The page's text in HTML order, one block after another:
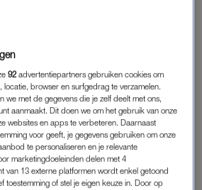
maakster, Cheeru Mampaey (40),
de zanger hebben
doet Mampaey nu de details over
uit de doeken.
Yvonne Coldeweijer zou er wat spelen
en de zanger. Zo zouden de
92 advertentiepartners gebruiken cookies om
locatie, browser en surfgedrag te verzamelen.
we met de gegevens die je zelf deelt met ons,
aanmaakt. Dit doen we om het gebruik van onze
websites en apps te verbeteren. Daarnaast
voor geeft, je gegevens gebruiken om onze
te personaliseren en je relevante
marketingdoeleinden delen met 4
van 13 externe platformen wordt enkel getoond
toestemming of stel je eigen keuze in. Door op